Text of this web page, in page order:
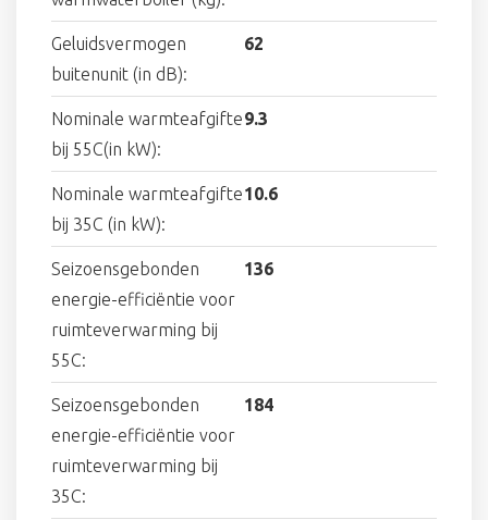
Geluidsvermogen
buitenunit (in dB):
62
Nominale warmteafgifte
bij 55C(in kW):
9.3
Nominale warmteafgifte
bij 35C (in kW):
10.6
Seizoensgebonden
energie-efficiëntie voor
ruimteverwarming bij
55C:
136
Seizoensgebonden
energie-efficiëntie voor
ruimteverwarming bij
35C:
184